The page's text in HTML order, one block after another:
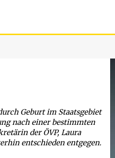
Geburt im Staatsgebiet
nach einer bestimmten
der ÖVP, Laura
entschieden entgegen.